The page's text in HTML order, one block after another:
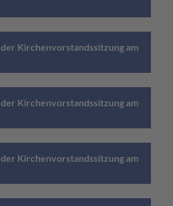
Kirchenvorstandssitzung am
Kirchenvorstandssitzung am
Kirchenvorstandssitzung am